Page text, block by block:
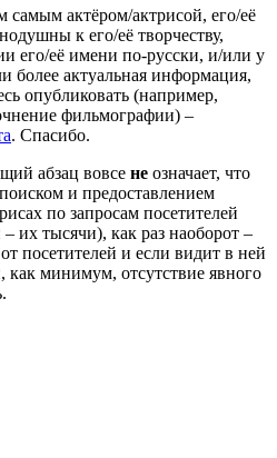
самым актёром/актрисой, его/её
к его/её творчеству,
его/её имени по-русски, и/или у
более актуальная информация,
опубликовать (например,
фильмографии) –
. Спасибо.
абзац вовсе не означает, что
и предоставлением
по запросам посетителей
их тысячи), как раз наоборот –
посетителей и если видит в ней
как минимум, отсутствие явного